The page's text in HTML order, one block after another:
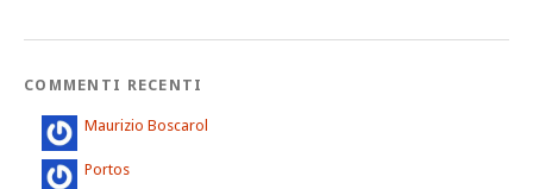
COMMENTI RECENTI
Maurizio Boscarol
Portos